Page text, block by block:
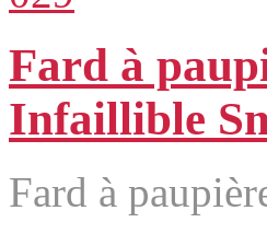
Fard à
Infaillible
Fard à